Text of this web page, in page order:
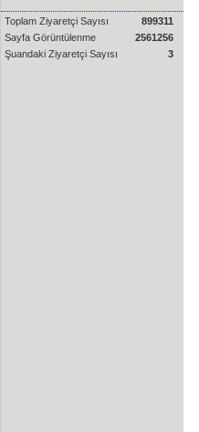
Toplam Ziyaretçi Sayısı
899311
Sayfa Görüntülenme
2561256
Şuandaki Ziyaretçi Sayısı
3